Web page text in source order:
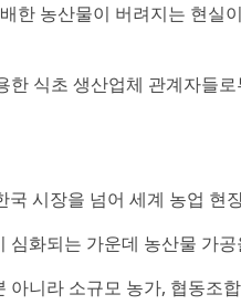
한 농산물이 버려지는 현
한 식초 생산업체 관계자들
국 시장을 넘어 세계 농업 현
심화되는 가운데 농산물 가
아니라 소규모 농가, 협동조